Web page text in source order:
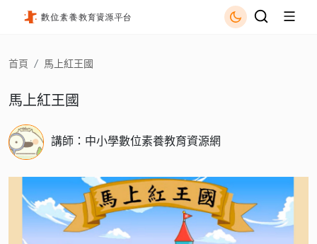
首頁 馬上紅王國
馬上紅王國
講師：中小學數位素養教育資源網